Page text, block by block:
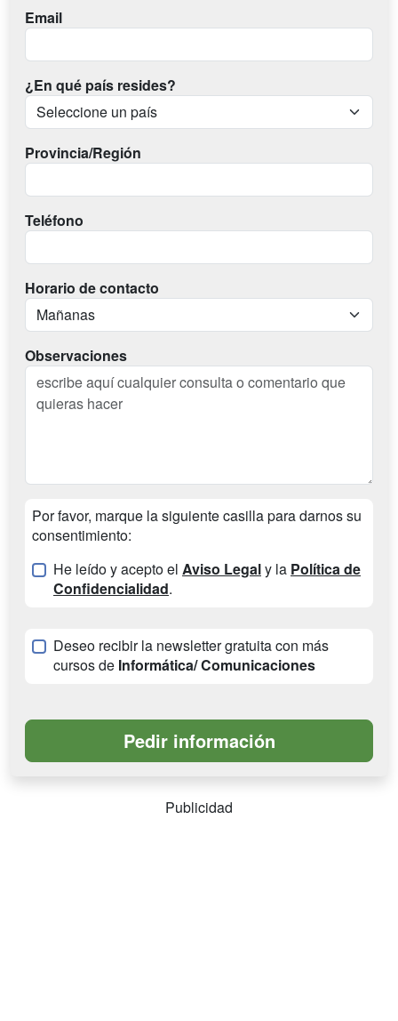
Email
¿En qué país resides?
Provincia/Región
Teléfono
Horario de contacto
Observaciones
Por favor, marque la siguiente casilla para darnos su
consentimiento:
He leído y acepto el Aviso Legaly la Política de
Confidencialidad.
Deseo recibir la newsletter gratuita con más
cursos de Informática/ Comunicaciones
Publicidad